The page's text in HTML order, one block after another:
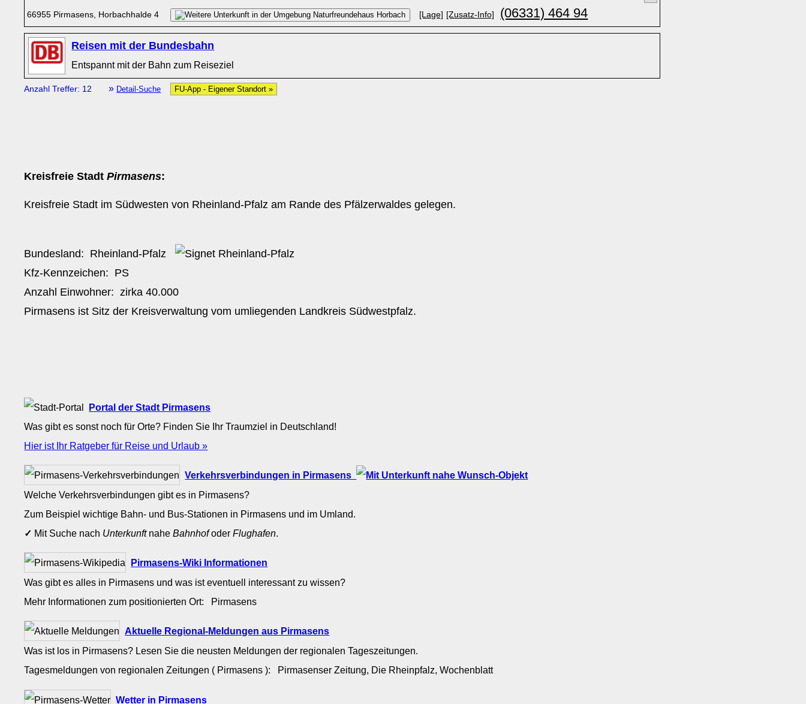
66955 Pirmasens, Horbachhalde 4 [Lage] [Zusatz-Info] (06331) 464 94
Reisen mit der Bundesbahn
Entspannt mit der Bahn zum Reiseziel
Anzahl Treffer: 12 » Detail-Suche FU-App - Eigener Standort »
Kreisfreie StadtPirmasens:
Kreisfreie Stadt im Südwesten von Rheinland-Pfalz am Rande des Pfälzerwaldes gelegen.
Bundesland: Rheinland-Pfalz
Kfz-Kennzeichen: PS
Anzahl Einwohner: zirka40.000
Pirmasens ist Sitz der Kreisverwaltung vom umliegenden Landkreis Südwestpfalz.
Portal der Stadt Pirmasens
Was gibt es sonst noch für Orte? Finden Sie Ihr Traumziel in Deutschland!
Hier ist Ihr Ratgeber für Reise und Urlaub »
Verkehrsverbindungen in Pirmasens
Welche Verkehrsverbindungen gibt es in Pirmasens?
Zum Beispiel wichtige Bahn- und Bus-Stationen in Pirmasens und im Umland.
✓ Mit Suche nach UnterkunftnaheBahnhofoderFlughafen.
Pirmasens-Wiki Informationen
Was gibt es alles in Pirmasens und was ist eventuell interessant zu wissen?
Mehr Informationen zum positionierten Ort: Pirmasens
Aktuelle Regional-Meldungen aus Pirmasens
Was ist los in Pirmasens? Lesen Sie die neusten Meldungen der regionalen Tageszeitungen.
Tagesmeldungen von regionalen Zeitungen ( Pirmasens ): Pirmasenser Zeitung, Die Rheinpfalz, Wochenblatt
Wetter in Pirmasens